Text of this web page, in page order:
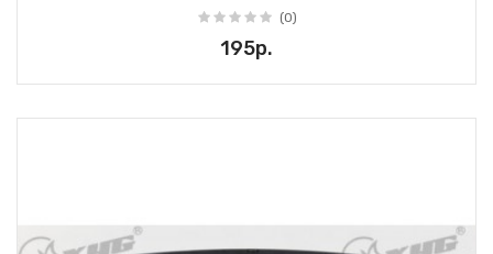
(0)
195р.